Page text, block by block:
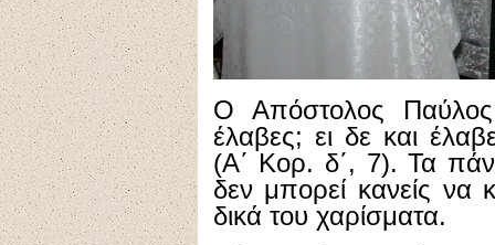
Ο Απόστολος
έλαβες; ει δε και
(Α΄ Κορ. δ΄, 7). Τα
δεν μπορεί κανείς να
δικά του χαρίσματα.